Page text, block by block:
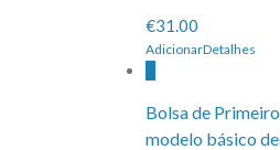
€31.00
AdicionarDetalhes
Bolsa de
modelo básico